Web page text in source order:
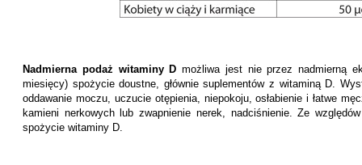
Nadmierna podaż witaminy D możliwa jest nie przez nadmierną
miesięcy) spożycie doustne, głównie suplementów z witaminą D.
oddawanie moczu, uczucie otępienia, niepokoju, osłabienie i łatwe
kamieni nerkowych lub zwapnienie nerek, nadciśnienie. Ze
spożycie witaminy D.